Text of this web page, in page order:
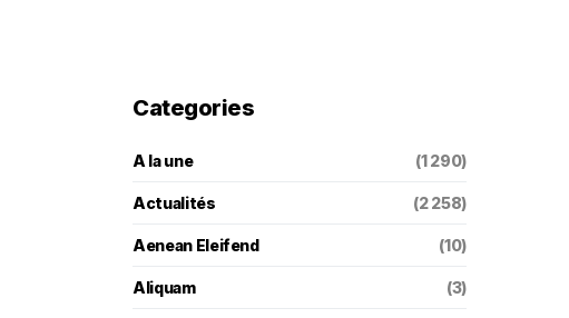
Categories
A la une (1 290)
Actualités (2 258)
Aenean Eleifend (10)
Aliquam (3)